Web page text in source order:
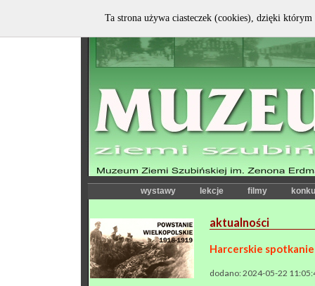
wystawy lekcje filmy
aktualności
Harcerskie
dodano: 2024-05-22
Ta strona używa ciasteczek (cookies), dzięki